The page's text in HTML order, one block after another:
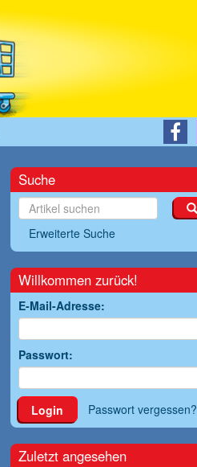
Suche
Erweiterte Suche
Willkommen zurück!
E-Mail-Adresse:
Passwort:
Login Passwort vergessen?
Zuletzt angesehen